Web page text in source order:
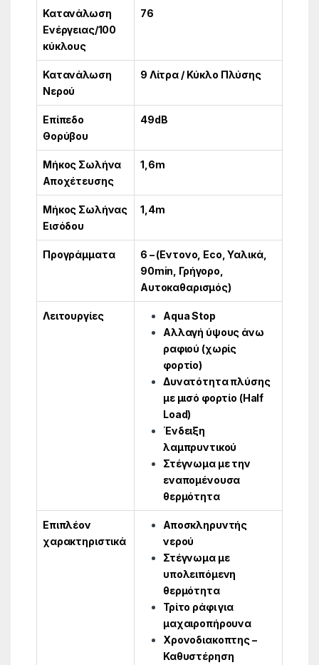
Κατανάλωση
Ενέργειας/100
κύκλους
76
Κατανάλωση
Νερού
9 Λίτρα / Κύκλο Πλύσης
Επίπεδο
Θορύβου
49dB
Μήκος Σωλήνα
Αποχέτευσης
1,6m
Μήκος Σωλήνας
Εισόδου
1,4m
Προγράμματα
6 – (Εντονο, Εco, Υαλικά,
90min, Γρήγορο,
Αυτοκαθαρισμός)
Λειτουργίες
Aqua Stop
Αλλαγή ύψους άνω
ραφιού (χωρίς
φορτίο)
Δυνατότητα πλύσης
με μισό φορτίο (Half
Load)
Ένδειξη
λαμπρυντικού
Στέγνωμα με την
εναπομένουσα
θερμότητα
Επιπλέον
χαρακτηριστικά
Αποσκληρυντής
νερού
Στέγνωμα με
υπολειπόμενη
θερμότητα
Τρίτο ράφι για
μαχαιροπήρουνα
Χρονοδιακοπτης –
Καθυστέρηση